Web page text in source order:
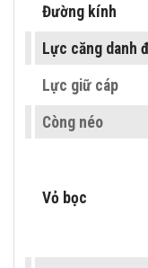
Đường kính
Lực căng danh
Lực giữ cáp
Còng néo
Vỏ bọc